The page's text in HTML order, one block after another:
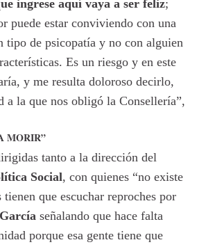
ingrese aquí vaya a ser feliz;
puede estar conviviendo con una
tipo de psicopatía y no con alguien
Es un riesgo y en este
y me resulta doloroso decirlo,
a la que nos obligó la Consellería”,
MORIR”
tanto a la dirección del
Social, con quienes “no existe
que escuchar reproches por
García señalando que hace falta
porque esa gente tiene que